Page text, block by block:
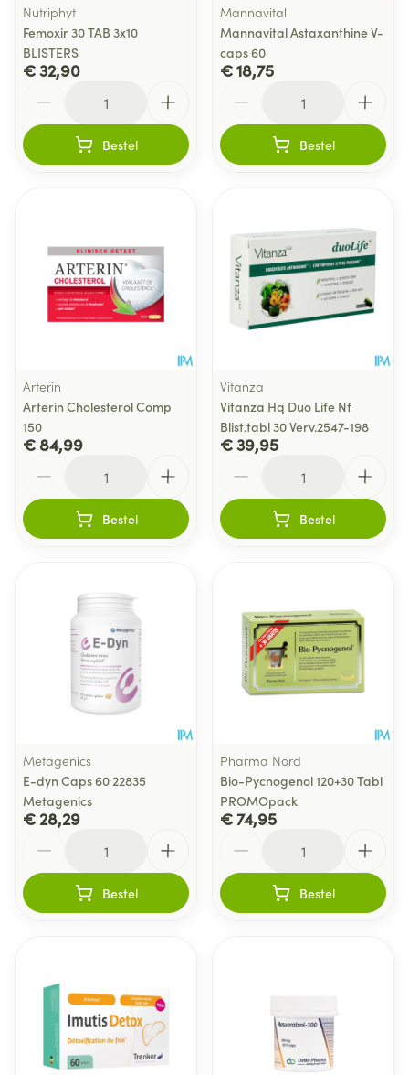
Nutriphyt
Femoxir 30 TAB 3x10
BLISTERS
€ 32,90
Bestel
Mannavital
Mannavital Astaxanthine V-
caps 60
€ 18,75
Bestel
Arterin
Arterin Cholesterol Comp
150
€ 84,99
Bestel
Vitanza
Vitanza Hq Duo Life Nf
Blist.tabl 30 Verv.2547-198
€ 39,95
Bestel
Metagenics
E-dyn Caps 60 22835
Metagenics
€ 28,29
Bestel
Pharma Nord
Bio-Pycnogenol 120+30 Tabl
PROMOpack
€ 74,95
Bestel